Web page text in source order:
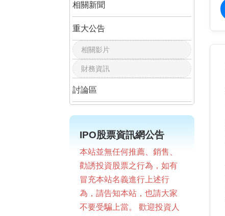
相關新聞
重大公告
相關影片
財務資訊
討論區
IPO股票資訊網公告
本站並無任何推薦、銷售、
勸誘投資股票之行為，如有
冒充本站名義進行上述行
為，請告知本站，也請大家
不要受騙上當。 歡迎投資人